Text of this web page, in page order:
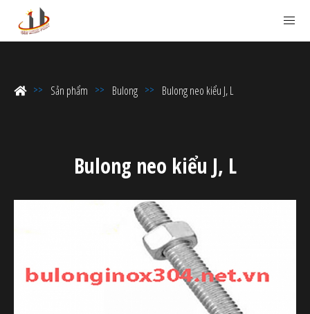
Sản phẩm Bulong Bulong neo kiểu J, L
Bulong neo kiểu J, L